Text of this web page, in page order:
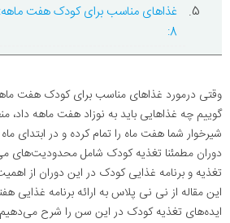
غذاهای مناسب برای کودک هفت
8:
وقتی درمورد غذاهای مناسب برای کودک هفت
گوییم چه غذاهایی باید به نوزاد هفت ماهه داد،
شیرخوار شما هفت ماه را تمام کرده و در ابتدای
دوران مطمئنا تغذیه کودک شامل محدودیت‌های
تغذیه و برنامه غذایی کودک در این دوران از
این مقاله از نی نی پلاس به ارائه برنامه غذایی
ایده‌های تغذیه کودک در این سن را شرح